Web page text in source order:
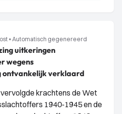
• Automatisch gegenereerd
uitkeringen
wegens
verklaard
krachtens de Wet
1940-1945 en de